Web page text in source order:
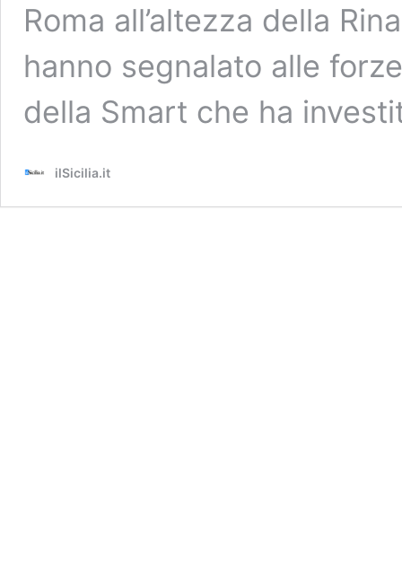
Roma all’altezza della
hanno segnalato alle
della Smart che ha
ilSicilia.it